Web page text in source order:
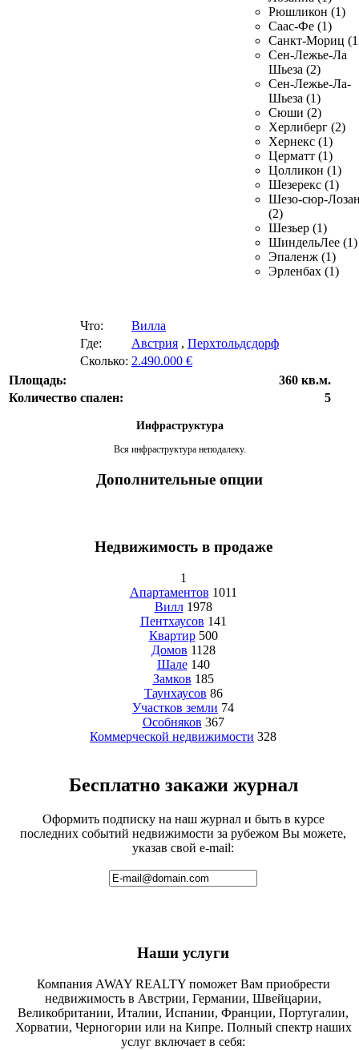
Рюшликон (1)
Саас-Фе (1)
Санкт-Мориц
Сен-Лежье-Ла
Шьеза (2)
Сен-Лежье-Ла-
Шьеза (1)
Сюши (2)
Херлиберг (2)
Хернекс (1)
Церматт (1)
Цолликон (1)
Шезерекс (1)
Шезо-сюр-
(2)
Шезьер (1)
ШиндельЛее (1)
Эпаленж (1)
Эрленбах (1)
Что:
Вилла
Где:
Австрия , Перхтольдсдорф
Сколько: 2.490.000 €
Площадь:
360 кв.м.
Количество спален:
5
Инфраструктура
Вся инфраструктура неподалеку.
Дополнительные опции
Недвижимость в продаже
1
Апартаментов 1011
Вилл 1978
Пентхаусов 141
Квартир 500
Домов 1128
Шале 140
Замков 185
Таунхаусов 86
Участков земли 74
Особняков 367
Коммерческой недвижимости 328
Бесплатно закажи журнал
Оформить подписку на наш журнал и быть в курсе
последних событий недвижимости за рубежом Вы можете,
указав свой e-mail:
Наши услуги
Компания AWAY REALTY поможет Вам приобрести
недвижимость в Австрии, Германии, Швейцарии,
Великобритании, Италии, Испании, Франции, Португалии,
Хорватии, Черногории или на Кипре. Полный спектр наших
услуг включает в себя: